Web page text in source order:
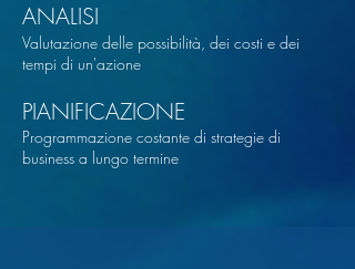
ANALISI
Valutazione delle possibilità, dei costi e dei
tempi di un'azione
PIANIFICAZIONE
Programmazione costante di strategie di
business a lungo termine